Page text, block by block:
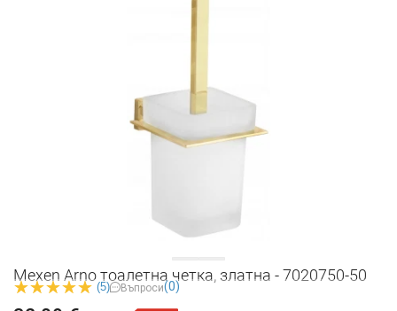
Mexen Arno тоалетна четка, златна - 7020750-50
(5) Въпроси(0)